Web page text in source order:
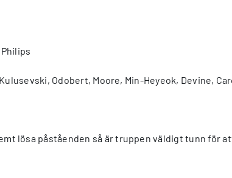
Odobert, Moore, Min-Heyeok, Devine,
lösa påståenden så är truppen väldigt tunn för